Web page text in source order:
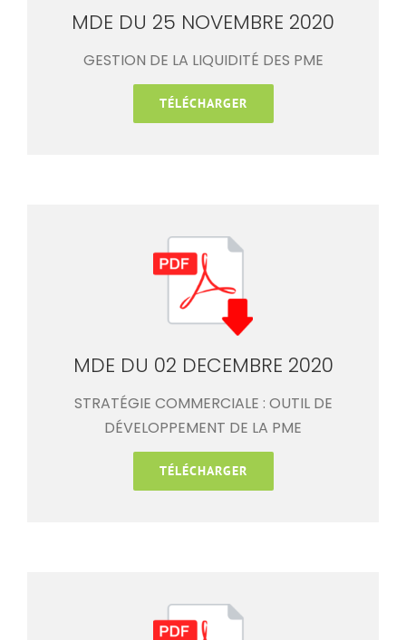
MDE DU 25 NOVEMBRE 2020
GESTION DE LA LIQUIDITÉ DES PME
TÉLÉCHARGER
MDE DU 02 DECEMBRE 2020
STRATÉGIE COMMERCIALE : OUTIL DE
DÉVELOPPEMENT DE LA PME
TÉLÉCHARGER